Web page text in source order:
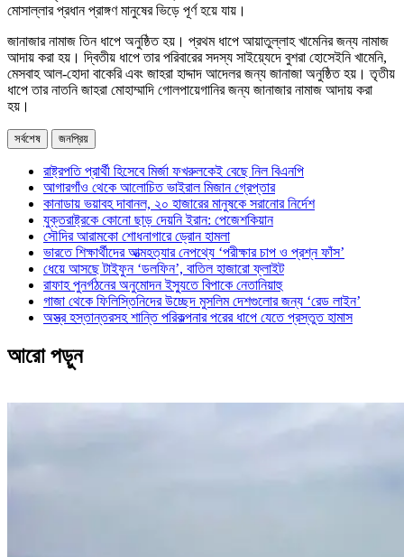
মোসাল্লার প্রধান প্রাঙ্গণ মানুষের ভিড়ে পূর্ণ হয়ে যায়।
জানাজার নামাজ তিন ধাপে অনুষ্ঠিত হয়। প্রথম ধাপে আয়াতুল্লাহ খামেনির জন্য নামাজ
আদায় করা হয়। দ্বিতীয় ধাপে তার পরিবারের সদস্য সাইয়্যেদে বুশরা হোসেইনি খামেনি,
মেসবাহ আল-হোদা বাকেরি এবং জাহরা হাদ্দাদ আদেলর জন্য জানাজা অনুষ্ঠিত হয়। তৃতীয়
ধাপে তার নাতনি জাহরা মোহাম্মাদি গোলপায়েগানির জন্য জানাজার নামাজ আদায় করা
হয়।
সর্বশেষ জনপ্রিয়
রাষ্ট্রপতি প্রার্থী হিসেবে মির্জা ফখরুলকেই বেছে নিল বিএনপি
আগারগাঁও থেকে আলোচিত ভাইরাল মিজান গ্রেপ্তার
কানাডায় ভয়াবহ দাবানল, ২০ হাজারের মানুষকে সরানোর নির্দেশ
যুক্তরাষ্ট্রকে কোনো ছাড় দেয়নি ইরান: পেজেশকিয়ান
সৌদির আরামকো শোধনাগারে ড্রোন হামলা
ভারতে শিক্ষার্থীদের আত্মহত্যার নেপথ্যে ‘পরীক্ষার চাপ ও প্রশ্ন ফাঁস’
ধেয়ে আসছে টাইফুন ‘ডলফিন’, বাতিল হাজারো ফ্লাইট
রাফাহ পুনর্গঠনের অনুমোদন ইস্যুতে বিপাকে নেতানিয়াহু
গাজা থেকে ফিলিস্তিনিদের উচ্ছেদ মুসলিম দেশগুলোর জন্য ‘রেড লাইন’
অস্ত্র হস্তান্তরসহ শান্তি পরিকল্পনার পরের ধাপে যেতে প্রস্তুত হামাস
আরো পড়ুন